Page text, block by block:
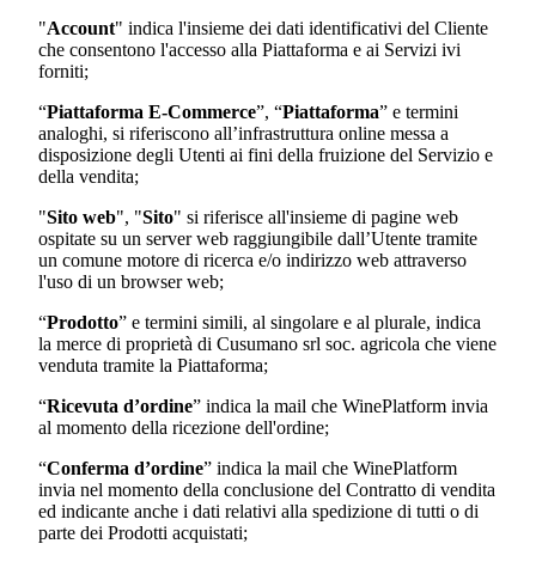
"Account" indica l'insieme dei dati identificativi del Cliente
che consentono l'accesso alla Piattaforma e ai Servizi ivi
forniti;
“Piattaforma E-Commerce”, “Piattaforma” e termini
analoghi, si riferiscono all’infrastruttura online messa a
disposizione degli Utenti ai fini della fruizione del Servizio e
della vendita;
"Sito web", "Sito" si riferisce all'insieme di pagine web
ospitate su un server web raggiungibile dall’Utente tramite
un comune motore di ricerca e/o indirizzo web attraverso
l'uso di un browser web;
“Prodotto” e termini simili, al singolare e al plurale, indica
la merce di proprietà di Cusumano srl soc. agricola che viene
venduta tramite la Piattaforma;
“Ricevuta d’ordine” indica la mail che WinePlatform invia
al momento della ricezione dell'ordine;
“Conferma d’ordine” indica la mail che WinePlatform
invia nel momento della conclusione del Contratto di vendita
ed indicante anche i dati relativi alla spedizione di tutti o di
parte dei Prodotti acquistati;